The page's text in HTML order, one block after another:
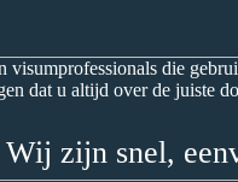
die
dat u altijd over de juiste
Wij zijn snel,